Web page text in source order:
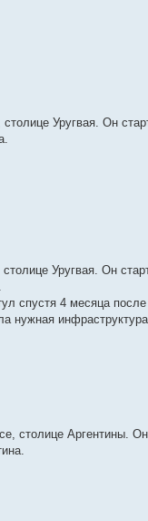
Уругвая. Он
Уругвая. Он
спустя 4 месяца
нужная
столице Аргентины.